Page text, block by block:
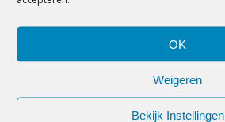
OK
Weigeren
Bekijk Instellingen